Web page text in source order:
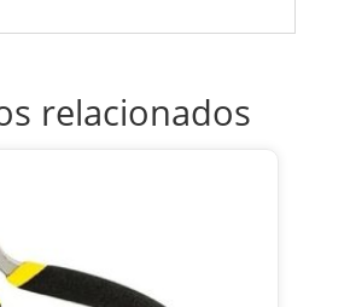
relacionados